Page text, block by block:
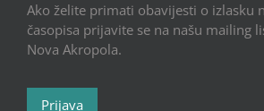
Ako želite primati obavijesti o izlasku
časopisa prijavite se na našu mailing
Nova Akropola.
Prijava